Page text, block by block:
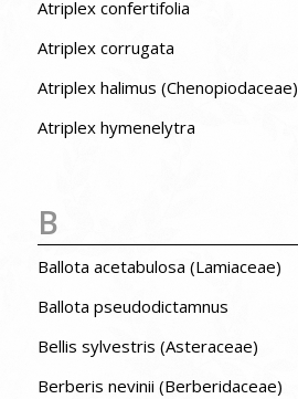
Atriplex confertifolia
Atriplex corrugata
Atriplex halimus (Chenopiodaceae)
Atriplex hymenelytra
B
Ballota acetabulosa (Lamiaceae)
Ballota pseudodictamnus
Bellis sylvestris (Asteraceae)
Berberis nevinii (Berberidaceae)